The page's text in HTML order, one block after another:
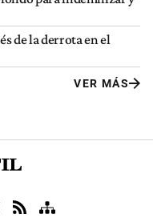
de la derrota en el
VER MÁS